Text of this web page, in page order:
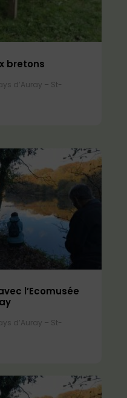
bretons
d’Auray – St-
l’Ecomusée
d’Auray – St-